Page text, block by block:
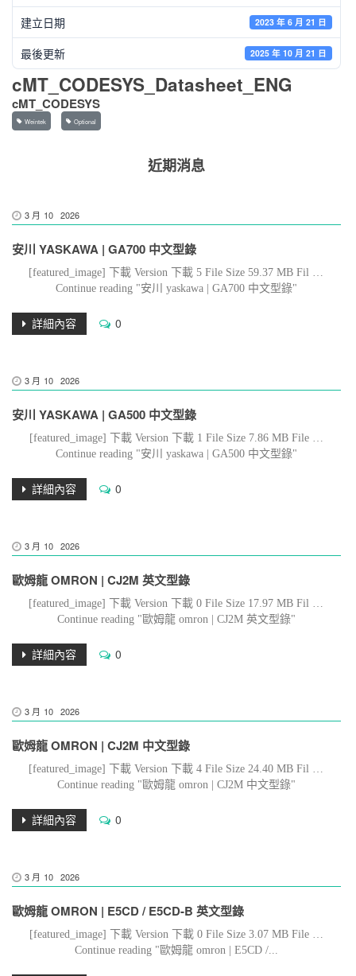
建立日期 2023 年 6 月 21 日
最後更新 2025 年 10 月 21 日
cMT_CODESYS_Datasheet_ENG
cMT_CODESYS
Weintek Optional
近期消息
3 月 10 2026
安川 YASKAWA | GA700 中文型錄
[featured_image] 下載 Version 下載 5 File Size 59.37 MB Fil …
Continue reading "安川 yaskawa | GA700 中文型錄"
詳細內容 0
3 月 10 2026
安川 YASKAWA | GA500 中文型錄
[featured_image] 下載 Version 下載 1 File Size 7.86 MB File …
Continue reading "安川 yaskawa | GA500 中文型錄"
詳細內容 0
3 月 10 2026
歐姆龍 OMRON | CJ2M 英文型錄
[featured_image] 下載 Version 下載 0 File Size 17.97 MB Fil …
Continue reading "歐姆龍 omron | CJ2M 英文型錄"
詳細內容 0
3 月 10 2026
歐姆龍 OMRON | CJ2M 中文型錄
[featured_image] 下載 Version 下載 4 File Size 24.40 MB Fil …
Continue reading "歐姆龍 omron | CJ2M 中文型錄"
詳細內容 0
3 月 10 2026
歐姆龍 OMRON | E5CD / E5CD-B 英文型錄
[featured_image] 下載 Version 下載 0 File Size 3.07 MB File …
Continue reading "歐姆龍 omron | E5CD /...